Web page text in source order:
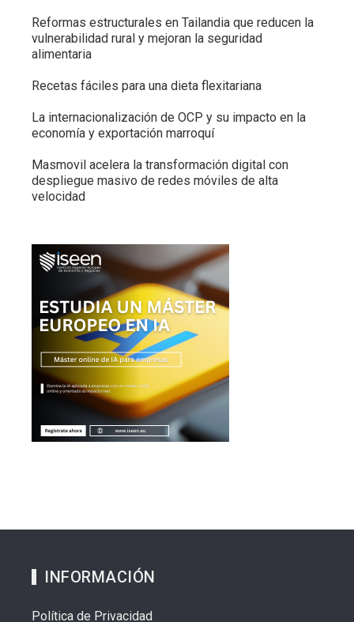
Reformas estructurales en Tailandia que reducen la
vulnerabilidad rural y mejoran la seguridad
alimentaria
Recetas fáciles para una dieta flexitariana
La internacionalización de OCP y su impacto en la
economía y exportación marroquí
Masmovil acelera la transformación digital con
despliegue masivo de redes móviles de alta
velocidad
INFORMACIÓN
Política de Privacidad